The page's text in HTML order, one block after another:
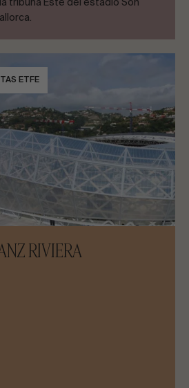
tribuna Este del estadio Son
ETFE
RIVIERA